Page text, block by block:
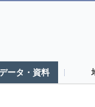
ータ・資料